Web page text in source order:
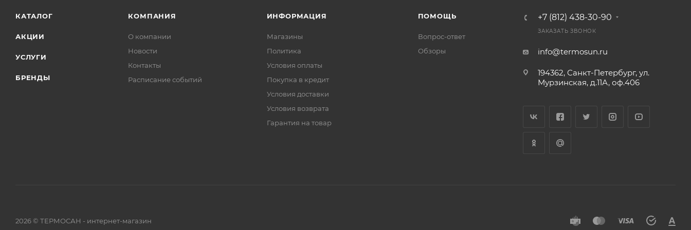
КАТАЛОГ
АКЦИИ
УСЛУГИ
БРЕНДЫ
КОМПАНИЯ
О компании
Новости
Контакты
Расписание событий
ИНФОРМАЦИЯ
Магазины
Политика
Условия оплаты
Покупка в кредит
Условия доставки
Условия возврата
Гарантия на товар
ПОМОЩЬ
Вопрос-ответ
Обзоры
+7 (812) 438-30-90
ЗАКАЗАТЬ ЗВОНОК
info@termosun.ru
194362, Санкт-Петербург, ул.
Мурзинская, д.11А, оф.406
2026 © ТЕРМОСАН - интернет-магазин